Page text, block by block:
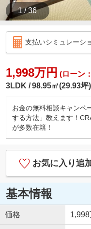
1 / 36
支払いシミュレーシ
1,998万円 (ローン
3LDK
98.95㎡(29.93坪)
お金の無料相談キャンペ
する方法」教えます！
が多数在籍！
お気に入り追
基本情報
価格 1,998